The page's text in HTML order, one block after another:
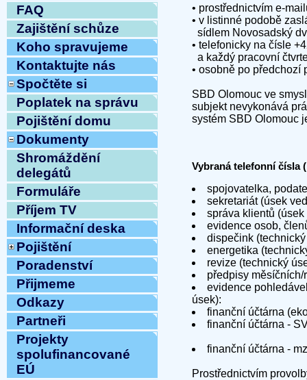
FAQ
Zajištění schůze
Koho spravujeme
Kontaktujte nás
Spočtěte si
Poplatek na správu
Pojištění domu
Dokumenty
Shromáždění
delegátů
Formuláře
Příjem TV
Informační deska
Pojištění
Poradenství
Přijmeme
Odkazy
Partneři
Projekty
spolufinancované
EÚ
• prostřednictvím e-
• v listinné podobě
sídlem Novosadský
• telefonicky na čísle
a každý pracovní
• osobně po předchozí
SBD Olomouc ve
subjekt nevykonává
systém SBD Olomouc
Vybraná telefonní čísla
spojovatelka,
sekretariát (úsek
správa klientů
evidence osob,
dispečink
energetika
revize (technický
předpisy
evidence
úsek):
finanční účtárna
finanční účtárna -
finanční účtárna -
Prostřednictvím